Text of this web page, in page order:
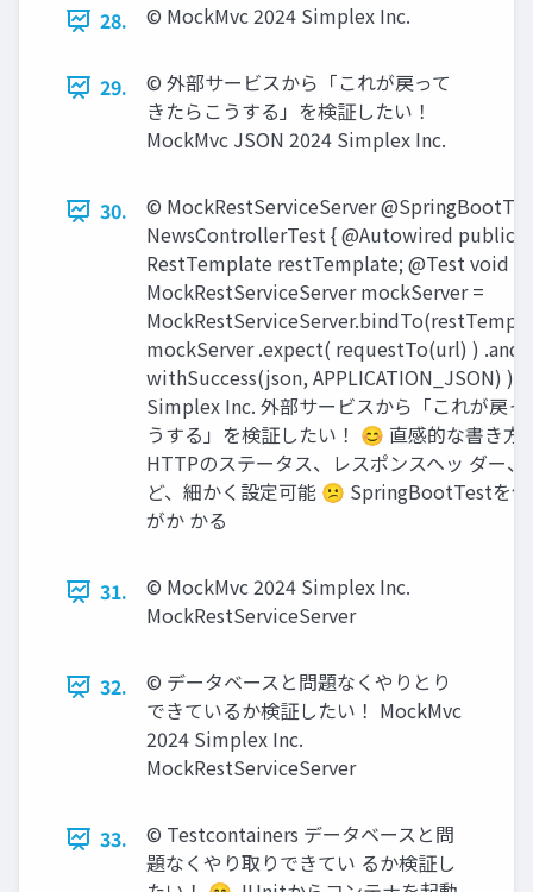
28. ©︎ MockMvc 2024 Simplex Inc.
29.
©︎ 外部サービスから「これが戻って
きたらこうする」を検証したい！
MockMvc JSON 2024 Simplex Inc.
30.
©︎ MockRestServiceServer
NewsControllerTest { @Autowired public
RestTemplate restTemplate; @Test void
MockRestServiceServer mockServer =
mockServer .expect( requestTo(url) )
withSuccess(json, APPLICATION_JSON) );
Simplex Inc. 外部サービスから「これが戻っ
うする」を検証したい！ 😊 直感的な書き方
HTTPのステータス、レスポンスヘッ ダー、
ど、細かく設定可能 😕 SpringBootTestを
がか かる
31.
©︎ MockMvc 2024 Simplex Inc.
MockRestServiceServer
32.
©︎ データベースと問題なくやりとり
できているか検証したい！ MockMvc
2024 Simplex Inc.
MockRestServiceServer
33.
©︎ Testcontainers データベースと問
題なくやり取りできてい るか検証し